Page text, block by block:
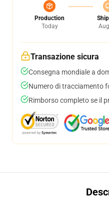
Production
Today
Transazione sicura
Consegna mondiale a
Numero di tracciamento
Rimborso completo se il